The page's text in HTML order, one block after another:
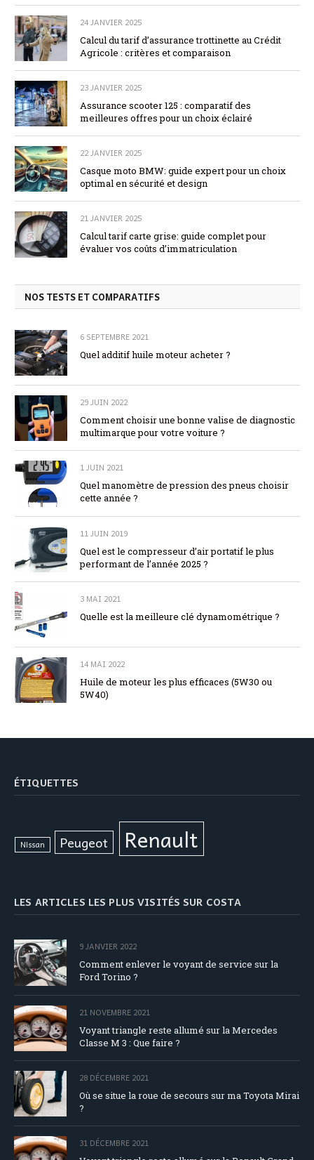
24 JANVIER 2025
Calcul du tarif d’assurance trottinette au Crédit
Agricole : critères et comparaison
23 JANVIER 2025
Assurance scooter 125 : comparatif des
meilleures offres pour un choix éclairé
22 JANVIER 2025
Casque moto BMW: guide expert pour un choix
optimal en sécurité et design
21 JANVIER 2025
Calcul tarif carte grise: guide complet pour
évaluer vos coûts d’immatriculation
NOS TESTS ET COMPARATIFS
6 SEPTEMBRE 2021
Quel additif huile moteur acheter ?
29 JUIN 2022
Comment choisir une bonne valise de diagnostic
multimarque pour votre voiture ?
1 JUIN 2021
Quel manomètre de pression des pneus choisir
cette année ?
11 JUIN 2019
Quel est le compresseur d’air portatif le plus
performant de l’année 2025 ?
3 MAI 2021
Quelle est la meilleure clé dynamométrique ?
14 MAI 2022
Huile de moteur les plus efficaces (5W30 ou
5W40)
ÉTIQUETTES
Nissan Peugeot Renault
LES ARTICLES LES PLUS VISITÉS SUR COSTA
9 JANVIER 2022
Comment enlever le voyant de service sur la
Ford Torino ?
21 NOVEMBRE 2021
Voyant triangle reste allumé sur la Mercedes
Classe M 3 : Que faire ?
28 DÉCEMBRE 2021
Où se situe la roue de secours sur ma Toyota Mirai
?
31 DÉCEMBRE 2021